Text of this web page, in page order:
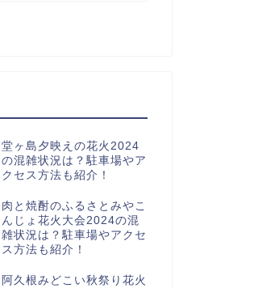
堂ヶ島夕映えの花火2024
の混雑状況は？駐車場やア
クセス方法も紹介！
肉と焼酎のふるさとみやこ
んじょ花火大会2024の混
雑状況は？駐車場やアクセ
ス方法も紹介！
阿久根みどこい秋祭り花火